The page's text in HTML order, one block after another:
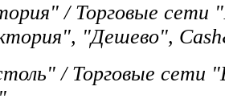
/ Торговые сети
"Дешево",
/ Торговые сети